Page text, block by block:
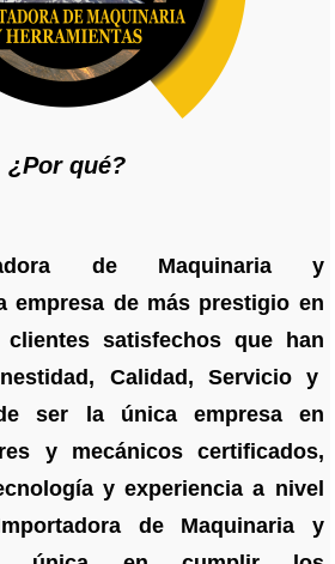
¿Por qué?
de Maquinaria y
empresa de más prestigio en
satisfechos que han
Calidad, Servicio y
ser la única empresa en
y mecánicos certificados,
y experiencia a nivel
de Maquinaria y